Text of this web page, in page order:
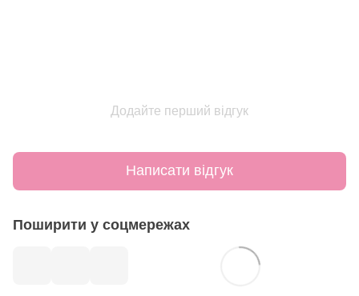
Додайте перший відгук
Написати відгук
Поширити у соцмережах